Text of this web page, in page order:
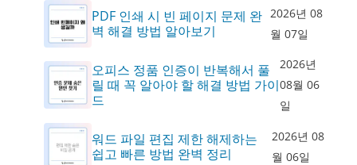
PDF 인쇄 시 빈 페이지 문제 완
벽 해결 방법 알아보기
2026년 08
월 07일
오피스 정품 인증이 반복해서 풀
릴 때 꼭 알아야 할 해결 방법 가이
드
2026년
08월 06
일
워드 파일 편집 제한 해제하는
쉽고 빠른 방법 완벽 정리
2026년 08
월 06일